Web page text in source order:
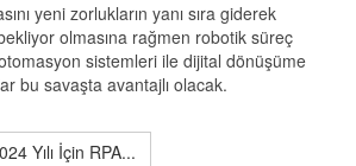
yeni zorlukların yanı sıra giderek
olmasına rağmen robotik süreç
sistemleri ile dijital dönüşüme
bu savaşta avantajlı olacak.
Yılı İçin RPA...